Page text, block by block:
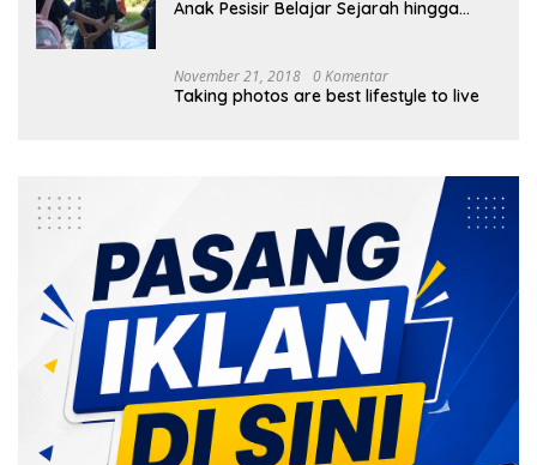
Anak Pesisir Belajar Sejarah hingga
November 21, 2018 0 Komentar
Taking photos are best lifestyle to live